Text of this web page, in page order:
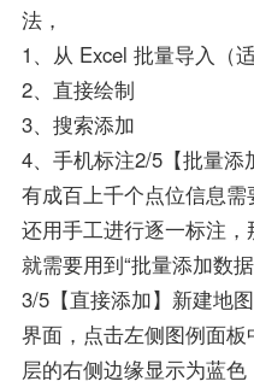
法，
1、从 Excel 批量导入（
2、直接绘制
3、搜索添加
4、手机标注2/5【批量添
有成百上千个点位信息
还用手工进行逐一标注
就需要用到“批量添加数
3/5【直接添加】新建地
界面，点击左侧图例面
层的右侧边缘显示为蓝